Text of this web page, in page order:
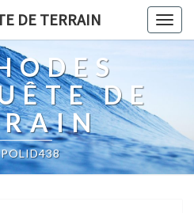
DE TERRAIN
DE